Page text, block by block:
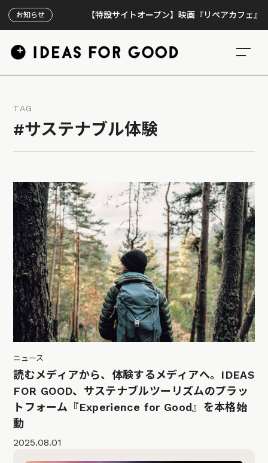
お知らせ 【特設サイトオープン】映画『リペアカフェ』、上映
TAG
#サステナブル体験
ニュース
読むメディアから、体験するメディアへ。IDEAS
FOR GOOD、サステナブルツーリズムのプラッ
トフォーム『Experience for Good』を本格始
動
2025.08.01